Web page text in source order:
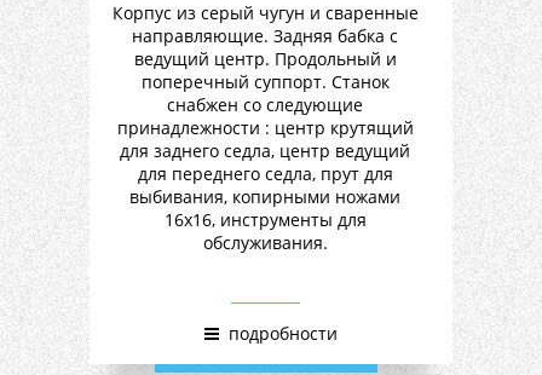
Корпус из серый чугун и сваренные
направляющие. Задняя бабка с
ведущий центр. Продольный и
поперечный суппорт. Станок
снабжен со следующие
принадлежности : центр крутящий
для заднего седла, центр ведущий
для переднего седла, прут для
выбивания, копирными ножами
16х16, инструменты для
обслуживания.
подробности